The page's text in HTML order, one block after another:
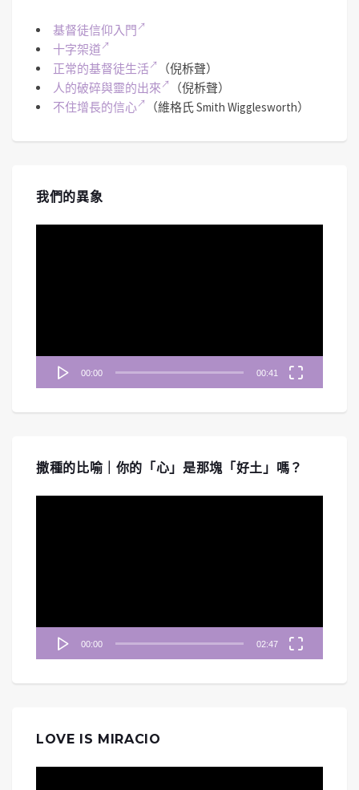
基督徒信仰入門
十字架道
正常的基督徒生活
（倪柝聲）
人的破碎與靈的出來
（倪柝聲）
不住增長的信心
（維格氏 Smith Wigglesworth）
我們的異象
00:00 00:41
撒種的比喻｜你的「心」是那塊「好土」嗎？
00:00 02:47
LOVE IS MIRACIO